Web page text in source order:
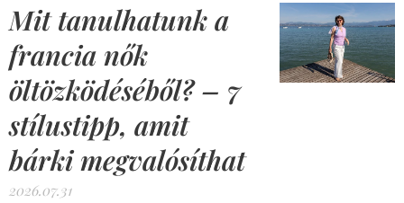
Mit tanulhatunk a
francia nők
öltözködéséből? – 7
stílustipp, amit
bárki megvalósíthat
2026.07.31